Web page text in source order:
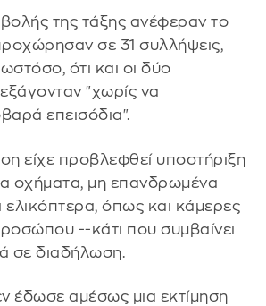
της τάξης ανέφεραν το
σε 31 συλλήψεις,
ότι και οι δύο
"χωρίς να
επεισόδια".
είχε προβλεφθεί υποστήριξη
οχήματα, μη επανδρωμένα
όπως και κάμερες
--κάτι που συμβαίνει
σε διαδήλωση.
έδωσε αμέσως μια εκτίμηση